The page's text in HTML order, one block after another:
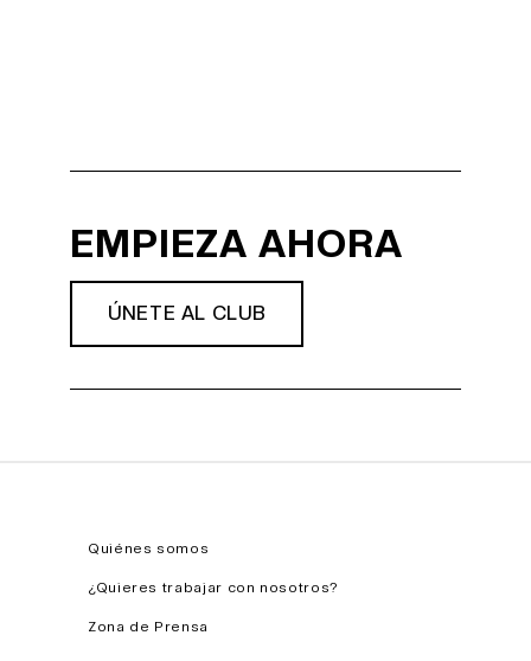
EMPIEZA AHORA
ÚNETE AL CLUB
Quiénes somos
¿Quieres trabajar con nosotros?
Zona de Prensa